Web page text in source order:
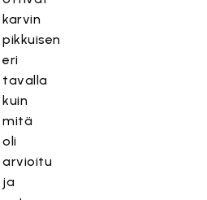
karvin
pikkuisen
eri
tavalla
kuin
mitä
oli
arvioitu
ja